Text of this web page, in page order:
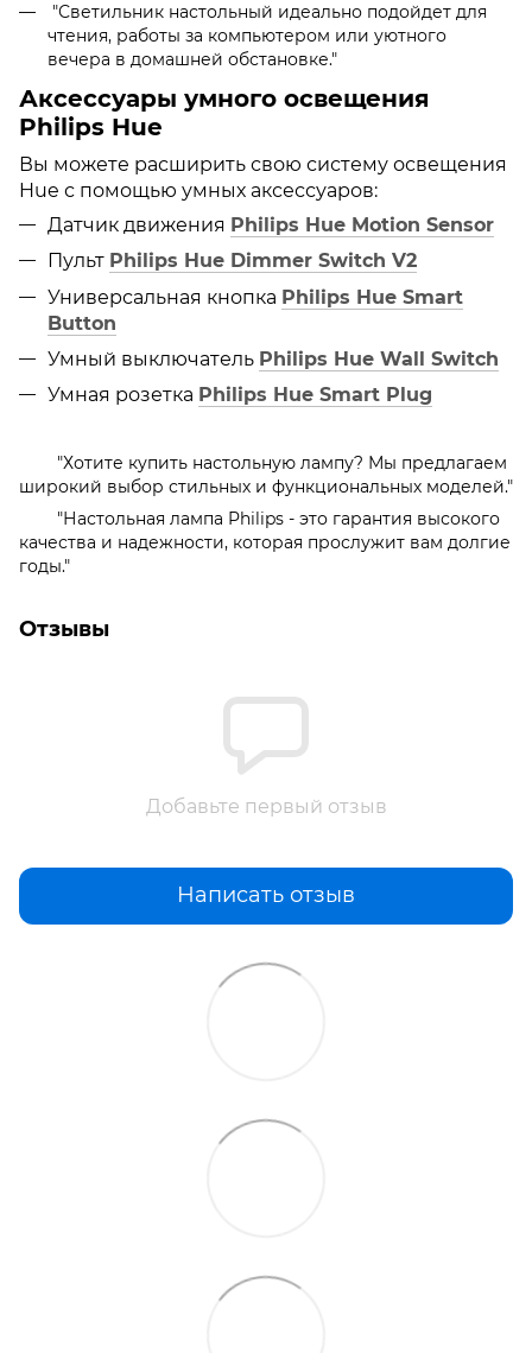
"Светильник настольный идеально подойдет для
чтения, работы за компьютером или уютного
вечера в домашней обстановке."
Аксессуары умного освещения
Philips Hue
Вы можете расширить свою систему освещения
Hue с помощью умных аксессуаров:
Датчик движения Philips Hue Motion Sensor
Пульт Philips Hue Dimmer Switch V2
Универсальная кнопка Philips Hue Smart
Button
Умный выключатель Philips Hue Wall Switch
Умная розетка Philips Hue Smart Plug
"Хотите купить настольную лампу? Мы предлагаем
широкий выбор стильных и функциональных моделей."
"Настольная лампа Philips - это гарантия высокого
качества и надежности, которая прослужит вам долгие
годы."
Отзывы
Добавьте первый отзыв
Написать отзыв